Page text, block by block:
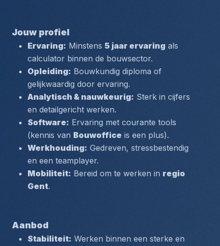
Jouw profiel
Ervaring: Minstens 5 jaar ervaring als
calculator binnen de bouwsector.
Opleiding: Bouwkundig diploma of
gelijkwaardig door ervaring.
Analytisch & nauwkeurig: Sterk in cijfers
en detailgericht werken.
Software: Ervaring met courante tools
(kennis van Bouwoffice is een plus).
Werkhouding: Gedreven, stressbestendig
en een teamplayer.
Mobiliteit: Bereid om te werken in regio
Gent.
Aanbod
Stabiliteit: Werken binnen een sterke en